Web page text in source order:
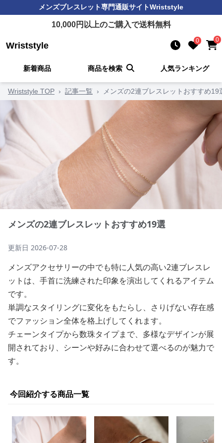
メンズブレスレット専門通販サイトWriststyle
10,000円以上のご購入で送料無料
Wriststyle 0 0
新着商品 商品を検索 人気ランキング
Wriststyle TOP › 記事一覧 › メンズの2連ブレスレットおすすめ19
メンズの2連ブレスレットおすすめ19選
更新日 2026-07-28
メンズアクセサリーの中でも特に人気の高い2連ブレスレ
ットは、手首に洗練された印象を演出してくれるアイテム
です。
単調なスタイリングに変化をもたらし、さりげない存在感
でファッション全体を格上げしてくれます。
チェーンタイプから数珠タイプまで、多様なデザインが展
開されており、シーンや好みに合わせて選べるのが魅力で
す。
今回紹介する商品一覧